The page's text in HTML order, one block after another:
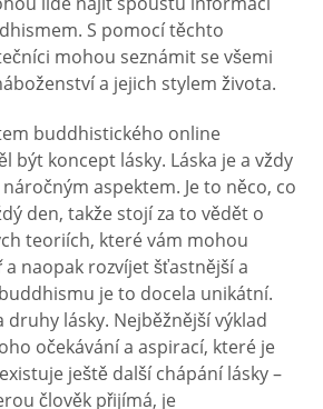
S pomocí těchto
mohou seznámit se všemi
a jejich stylem života.
buddhistického online
být koncept lásky. Láska je a vždy
aspektem. Je to něco, co
den, takže stojí za to vědět o
teoriích, které vám mohou
naopak rozvíjet šťastnější a
je to docela unikátní.
druhy lásky. Nejběžnější výklad
očekávání a aspirací, které je
ještě další chápání lásky –
člověk přijímá, je